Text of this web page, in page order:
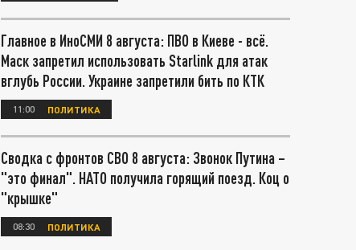
Главное в ИноСМИ 8 августа: ПВО в Киеве - всё.
Маск запретил использовать Starlink для атак
вглубь России. Украине запретили бить по КТК
11:00 ПОЛИТИКА
Сводка с фронтов СВО 8 августа: Звонок Путина –
"это финал". НАТО получила горящий поезд. Коц о
"крышке"
08:30 ПОЛИТИКА